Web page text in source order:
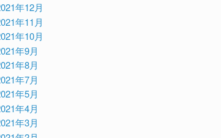
年12月
年11月
年10月
年9月
年8月
年7月
年5月
年4月
年3月